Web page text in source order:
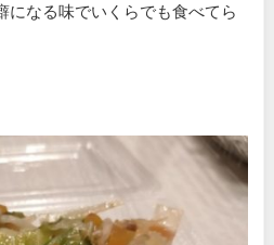
になる味でいくらでも食べてら